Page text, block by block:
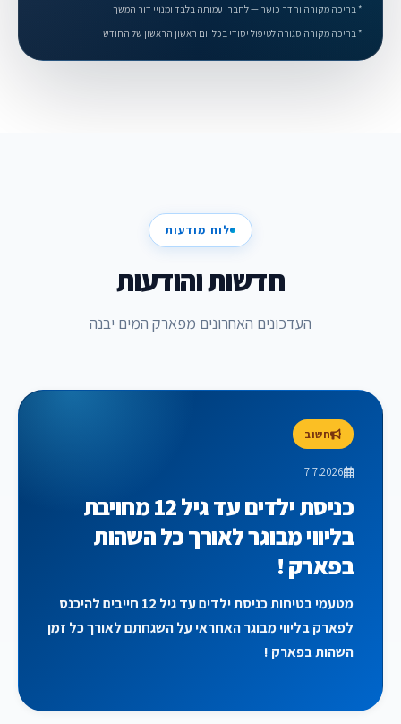
* בריכה מקורה וחדר כושר — לחברי עמותה בלבד ומנויי דור המשך
* בריכה מקורה סגורה לטיפול יסודי בכל יום ראשון הראשון של החודש
לוח מודעות
חדשות והודעות
העדכונים האחרונים מפארק המים יבנה
חשוב
7.7.2026
כניסת ילדים עד גיל 12 מחויבת
בליווי מבוגר לאורך כל השהות
בפארק !
מטעמי בטיחות כניסת ילדים עד גיל 12 חייבים להיכנס
לפארק בליווי מבוגר האחראי על השגחתם לאורך כל זמן
השהות בפארק !